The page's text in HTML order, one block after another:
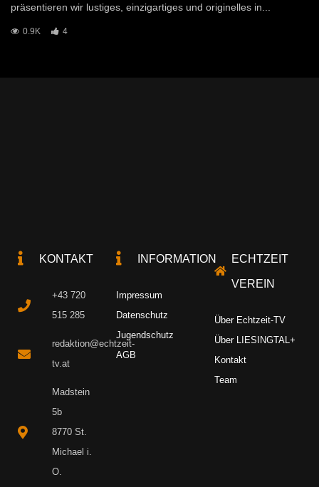
präsentieren wir lustiges, einzigartiges und originelles in...
0.9K 4
KONTAKT
+43 720
515 285
redaktion@echtzeit-
tv.at
Madstein
5b
8770 St.
Michael i.
O.
INFORMATION
Impressum
Datenschutz
Jugendschutz
AGB
ECHTZEIT
VEREIN
Über Echtzeit-TV
Über LIESINGTAL+
Kontakt
Team